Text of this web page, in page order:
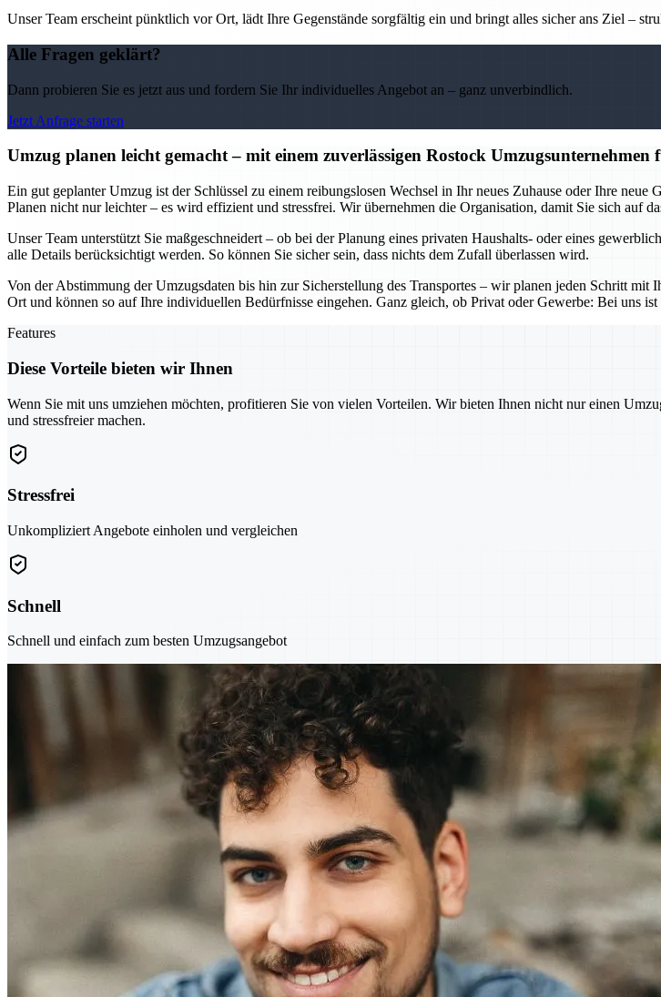
Unser Team erscheint pünktlich vor Ort, lädt Ihre Gegenstände sorgfältig ein und bringt alles sicher ans Ziel –
Alle Fragen geklärt?
Dann probieren Sie es jetzt aus und fordern Sie Ihr individuelles Angebot an – ganz unverbindlich.
Jetzt Anfrage starten
Umzug planen leicht gemacht – mit einem zuverlässigen Rostock
Ein gut geplanter Umzug ist der Schlüssel zu einem reibungslosen Wechsel in Ihr neues Zuhause oder Ihre
Planen nicht nur leichter – es wird effizient und stressfrei. Wir übernehmen die Organisation, damit Sie sich auf
Unser Team unterstützt Sie maßgeschneidert – ob bei der Planung eines privaten Haushalts- oder eines
alle Details berücksichtigt werden. So können Sie sicher sein, dass nichts dem Zufall überlassen wird.
Von der Abstimmung der Umzugsdaten bis hin zur Sicherstellung des Transportes – wir planen jeden Schritt
Ort und können so auf Ihre individuellen Bedürfnisse eingehen. Ganz gleich, ob Privat oder Gewerbe: Bei uns
Features
Diese Vorteile bieten wir Ihnen
Wenn Sie mit uns umziehen möchten, profitieren Sie von vielen Vorteilen. Wir bieten Ihnen nicht nur einen
und stressfreier machen.
Stressfrei
Unkompliziert Angebote einholen und vergleichen
Schnell
Schnell und einfach zum besten Umzugsangebot